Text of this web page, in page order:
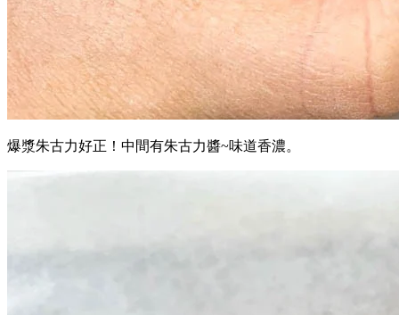
爆漿朱古力好正！中間有朱古力醬~味道香濃。